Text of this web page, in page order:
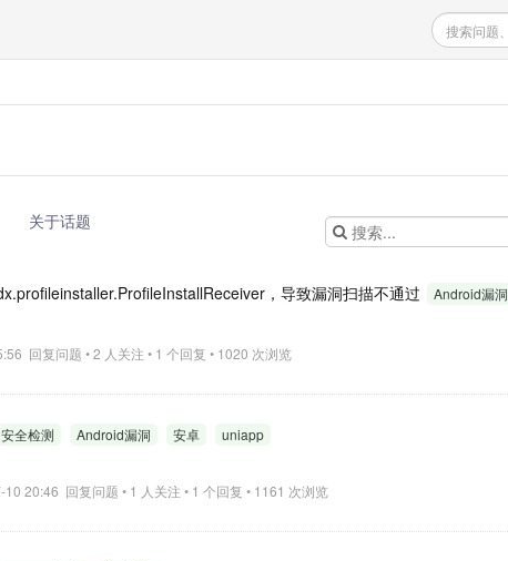
关于话题
，导致漏洞扫描不通过
Android漏洞
回复问题 • 2 人关注 • 1 个回复 • 1020 次浏览
安全检测 Android漏洞 安卓
uniapp
20:46 回复问题 • 1 人关注 • 1 个回复 • 1161 次浏览